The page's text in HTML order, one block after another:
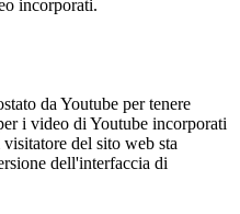
incorporati.
da Youtube per tenere
i video di Youtube incorporati
del sito web sta
dell'interfaccia di